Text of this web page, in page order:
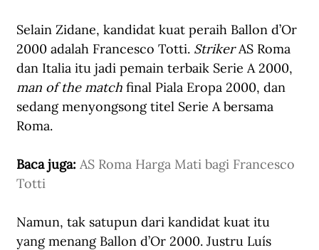
Selain Zidane, kandidat kuat peraih Ballon d’Or
2000 adalah Francesco Totti. Striker AS Roma
dan Italia itu jadi pemain terbaik Serie A 2000,
man of the match final Piala Eropa 2000, dan
sedang menyongsong titel Serie A bersama
Roma.
Baca juga: AS Roma Harga Mati bagi Francesco
Totti
Namun, tak satupun dari kandidat kuat itu
yang menang Ballon d’Or 2000. Justru Luís